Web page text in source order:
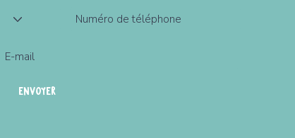
ENVOYER